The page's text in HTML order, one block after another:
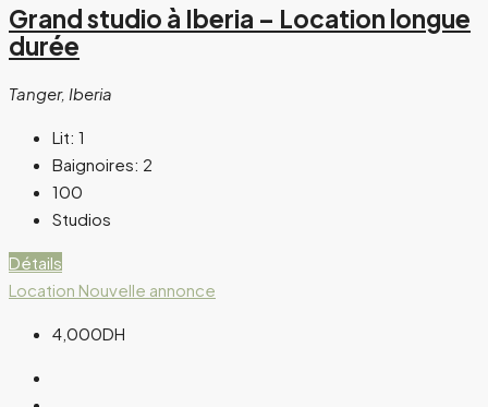
Grand studio à Iberia – Location longue
durée
Tanger, Iberia
Lit: 1
Baignoires: 2
100
Studios
Détails
Location Nouvelle annonce
4,000DH